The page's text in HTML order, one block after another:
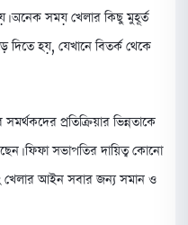
অনেক সময় খেলার কিছু মুহূর্ত
দিতে হয়, যেখানে বিতর্ক থেকে
প্রতিক্রিয়ার ভিন্নতাকে
ফিফা সভাপতির দায়িত্ব কোনো
খেলার আইন সবার জন্য সমান ও